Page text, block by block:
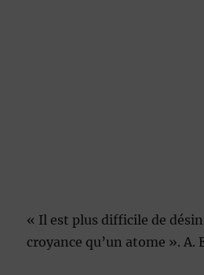
« Il est plus difficile de
croyance qu’un atome ». A.